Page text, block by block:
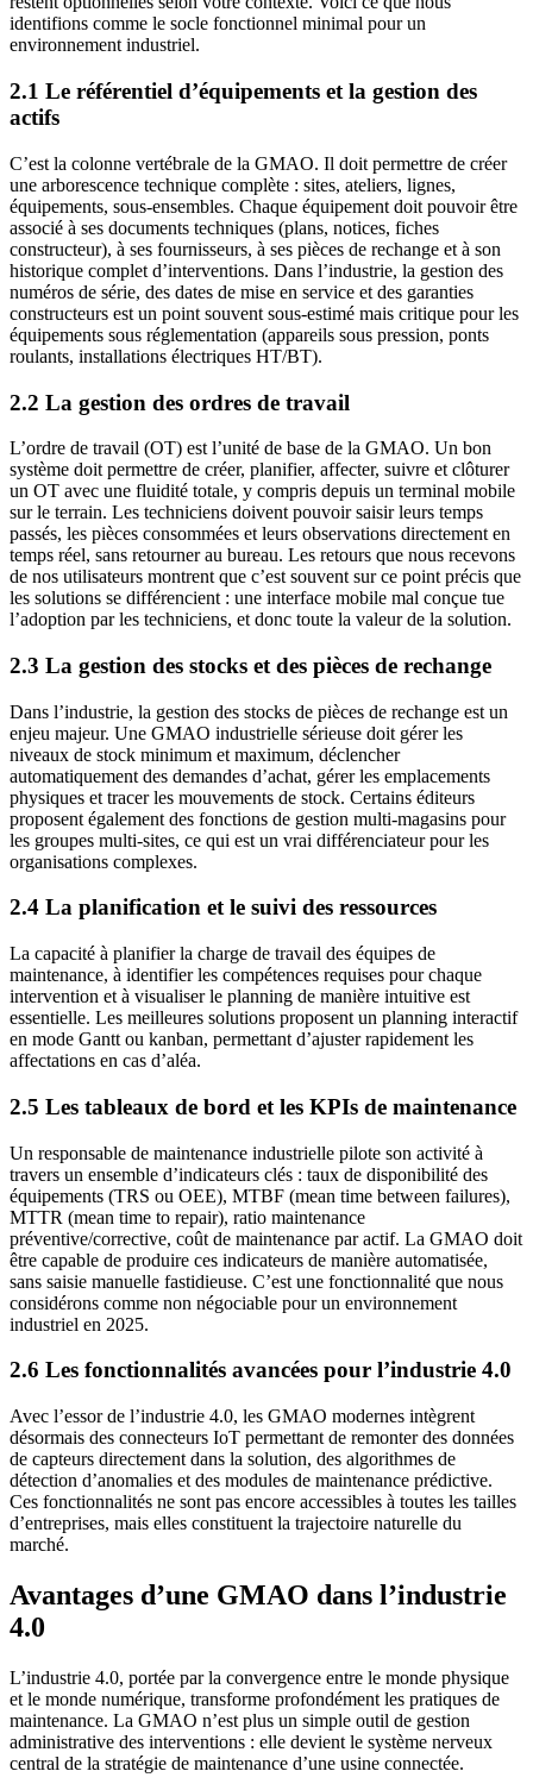
identifions comme le socle fonctionnel minimal pour un
environnement industriel.
2.1 Le référentiel d’équipements et la gestion des
actifs
C’est la colonne vertébrale de la GMAO. Il doit permettre de créer
une arborescence technique complète : sites, ateliers, lignes,
équipements, sous-ensembles. Chaque équipement doit pouvoir être
associé à ses documents techniques (plans, notices, fiches
constructeur), à ses fournisseurs, à ses pièces de rechange et à son
historique complet d’interventions. Dans l’industrie, la gestion des
numéros de série, des dates de mise en service et des garanties
constructeurs est un point souvent sous-estimé mais critique pour les
équipements sous réglementation (appareils sous pression, ponts
roulants, installations électriques HT/BT).
2.2 La gestion des ordres de travail
L’ordre de travail (OT) est l’unité de base de la GMAO. Un bon
système doit permettre de créer, planifier, affecter, suivre et clôturer
un OT avec une fluidité totale, y compris depuis un terminal mobile
sur le terrain. Les techniciens doivent pouvoir saisir leurs temps
passés, les pièces consommées et leurs observations directement en
temps réel, sans retourner au bureau. Les retours que nous recevons
de nos utilisateurs montrent que c’est souvent sur ce point précis que
les solutions se différencient : une interface mobile mal conçue tue
l’adoption par les techniciens, et donc toute la valeur de la solution.
2.3 La gestion des stocks et des pièces de rechange
Dans l’industrie, la gestion des stocks de pièces de rechange est un
enjeu majeur. Une GMAO industrielle sérieuse doit gérer les
niveaux de stock minimum et maximum, déclencher
automatiquement des demandes d’achat, gérer les emplacements
physiques et tracer les mouvements de stock. Certains éditeurs
proposent également des fonctions de gestion multi-magasins pour
les groupes multi-sites, ce qui est un vrai différenciateur pour les
organisations complexes.
2.4 La planification et le suivi des ressources
La capacité à planifier la charge de travail des équipes de
maintenance, à identifier les compétences requises pour chaque
intervention et à visualiser le planning de manière intuitive est
essentielle. Les meilleures solutions proposent un planning interactif
en mode Gantt ou kanban, permettant d’ajuster rapidement les
affectations en cas d’aléa.
2.5 Les tableaux de bord et les KPIs de maintenance
Un responsable de maintenance industrielle pilote son activité à
travers un ensemble d’indicateurs clés : taux de disponibilité des
équipements (TRS ou OEE), MTBF (mean time between failures),
MTTR (mean time to repair), ratio maintenance
préventive/corrective, coût de maintenance par actif. La GMAO doit
être capable de produire ces indicateurs de manière automatisée,
sans saisie manuelle fastidieuse. C’est une fonctionnalité que nous
considérons comme non négociable pour un environnement
industriel en 2025.
2.6 Les fonctionnalités avancées pour l’industrie 4.0
Avec l’essor de l’industrie 4.0, les GMAO modernes intègrent
désormais des connecteurs IoT permettant de remonter des données
de capteurs directement dans la solution, des algorithmes de
détection d’anomalies et des modules de maintenance prédictive.
Ces fonctionnalités ne sont pas encore accessibles à toutes les tailles
d’entreprises, mais elles constituent la trajectoire naturelle du
marché.
Avantages d’une GMAO dans l’industrie
4.0
L’industrie 4.0, portée par la convergence entre le monde physique
et le monde numérique, transforme profondément les pratiques de
maintenance. La GMAO n’est plus un simple outil de gestion
administrative des interventions : elle devient le système nerveux
central de la stratégie de maintenance d’une usine connectée.